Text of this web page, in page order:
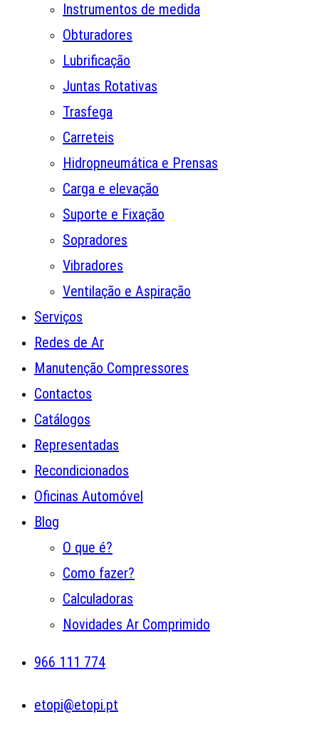
Instrumentos de medida
Obturadores
Lubrificação
Juntas Rotativas
Trasfega
Carreteis
Hidropneumática e Prensas
Carga e elevação
Suporte e Fixação
Sopradores
Vibradores
Ventilação e Aspiração
Serviços
Redes de Ar
Manutenção Compressores
Contactos
Catálogos
Representadas
Recondicionados
Oficinas Automóvel
Blog
O que é?
Como fazer?
Calculadoras
Novidades Ar Comprimido
966 111 774
etopi@etopi.pt